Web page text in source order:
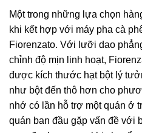
Một trong những lựa chọn
khi kết hợp với máy pha cà
Fiorenzato. Với lưỡi dao
chỉnh độ mịn linh hoạt,
được kích thước hạt bột lý
như bột đến thô hơn cho
nhớ có lần hỗ trợ một quán ở
quán ban đầu gặp vấn đề với